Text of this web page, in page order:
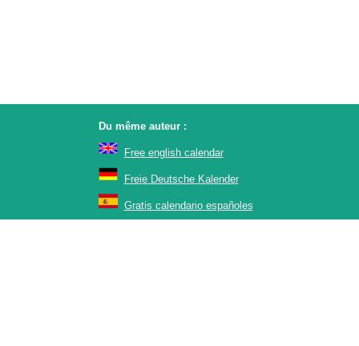
Du même auteur :
Free english calendar
Freie Deutsche Kalender
Gratis calendario españoles